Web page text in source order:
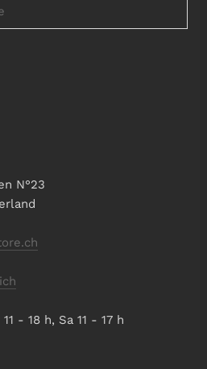
N°23
- 18 h, Sa 11 - 17 h